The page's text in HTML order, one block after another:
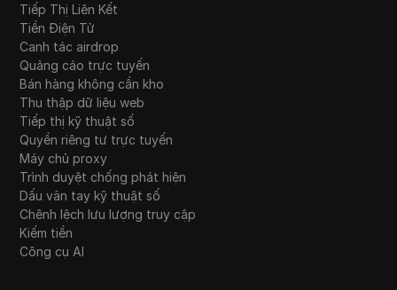
Tiếp Thị Liên Kết
Tiền Điện Tử
Canh tác airdrop
Quảng cáo trực tuyến
Bán hàng không cần kho
Thu thập dữ liệu web
Tiếp thị kỹ thuật số
Quyền riêng tư trực tuyến
Máy chủ proxy
Trình duyệt chống phát hiện
Dấu vân tay kỹ thuật số
Chênh lệch lưu lượng truy cập
Kiếm tiền
Công cụ AI